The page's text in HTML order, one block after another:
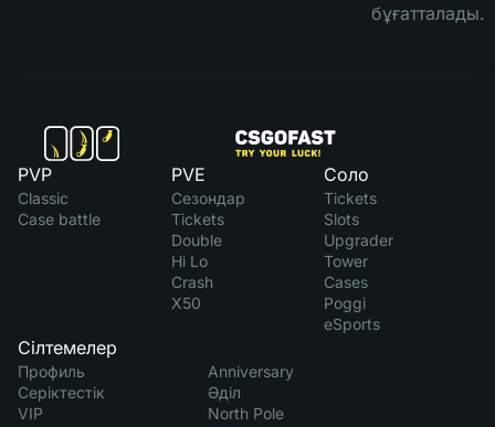
бұғатталады.
PVP
Classic
Case battle
PVE
Сезондар
Tickets
Double
Hi Lo
Crash
X50
Соло
Tickets
Slots
Upgrader
Tower
Cases
Poggi
eSports
Сілтемелер
Профиль
Серіктестік
VIP
Anniversary
Әділ
North Pole